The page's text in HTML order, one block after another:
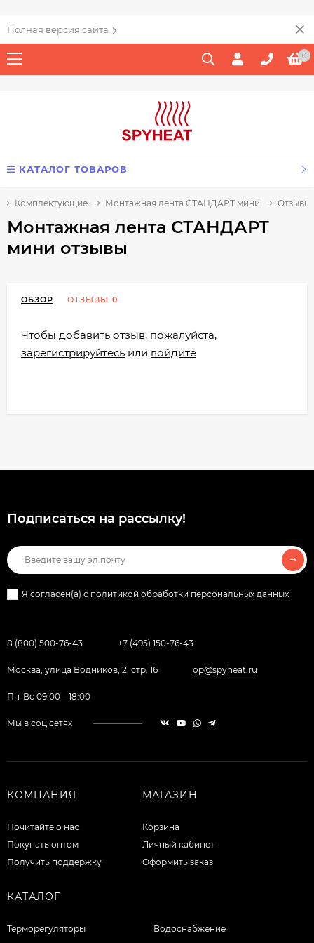
Полная версия сайта
0
КАТАЛОГ ТОВАРОВ
Комплектующие Монтажная лента СТАНДАРТ мини Отзывы
Монтажная лента СТАНДАРТ
мини отзывы
ОБЗОР ОТЗЫВЫ 0
Чтобы добавить отзыв, пожалуйста,
зарегистрируйтесь или войдите
Подписаться на рассылкy!
Я согласен(a) с политикой обработки персональных данных
8 (800) 500-76-43 +7 (495) 150-76-43
Москва, улица Водников, 2, стр. 16 op@spyheat.ru
Пн-Вс 09:00—18:00
Мы в соц.сетях
КОМПАНИЯ
Почитайте о нас
Покупать оптом
Получить поддержку
МАГАЗИН
Корзина
Личный кабинет
Оформить заказ
КАТАЛОГ
Терморегуляторы
Водоснабжение